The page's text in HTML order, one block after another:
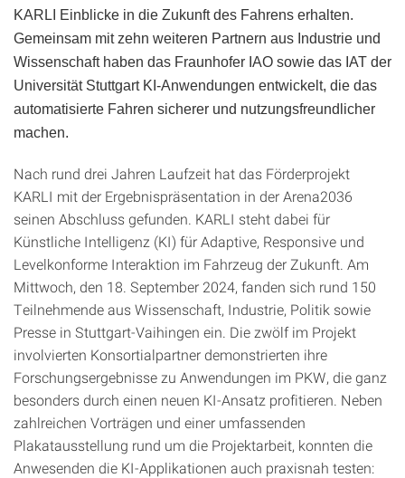
KARLI Einblicke in die Zukunft des Fahrens erhalten.
Gemeinsam mit zehn weiteren Partnern aus Industrie und
Wissenschaft haben das Fraunhofer IAO sowie das IAT der
Universität Stuttgart KI-Anwendungen entwickelt, die das
automatisierte Fahren sicherer und nutzungsfreundlicher
machen.
Nach rund drei Jahren Laufzeit hat das Förderprojekt
KARLI mit der Ergebnispräsentation in der Arena2036
seinen Abschluss gefunden. KARLI steht dabei für
Künstliche Intelligenz (KI) für Adaptive, Responsive und
Levelkonforme Interaktion im Fahrzeug der Zukunft. Am
Mittwoch, den 18. September 2024, fanden sich rund 150
Teilnehmende aus Wissenschaft, Industrie, Politik sowie
Presse in Stuttgart-Vaihingen ein. Die zwölf im Projekt
involvierten Konsortialpartner demonstrierten ihre
Forschungsergebnisse zu Anwendungen im PKW, die ganz
besonders durch einen neuen KI-Ansatz profitieren. Neben
zahlreichen Vorträgen und einer umfassenden
Plakatausstellung rund um die Projektarbeit, konnten die
Anwesenden die KI-Applikationen auch praxisnah testen: